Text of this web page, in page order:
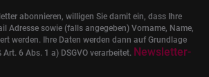
abonnieren, willigen Sie damit ein, dass Ihre
Adresse sowie (falls angegeben) Vorname, Name,
werden. Ihre Daten werden dann auf Grundlage
6 Abs. 1 a) DSGVO verarbeitet. Newsletter-